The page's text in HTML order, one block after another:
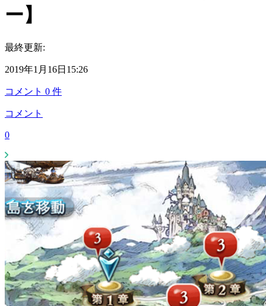
ー】
最終更新:
2019年1月16日15:26
コメント 0 件
コメント
0